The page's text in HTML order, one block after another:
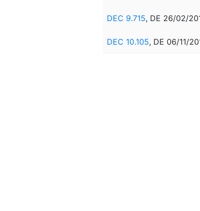
DEC 9.715, DE 26/02/
DEC 10.105, DE 06/11/